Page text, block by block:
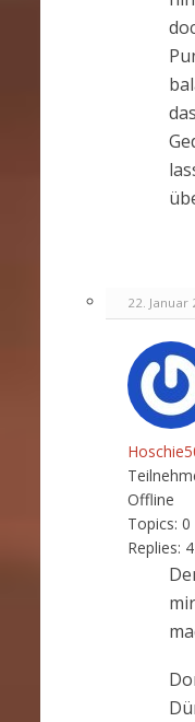
22. Januar
Offline
Topics: 0
Replies: